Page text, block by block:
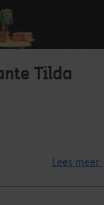
Tilda
Lees meer